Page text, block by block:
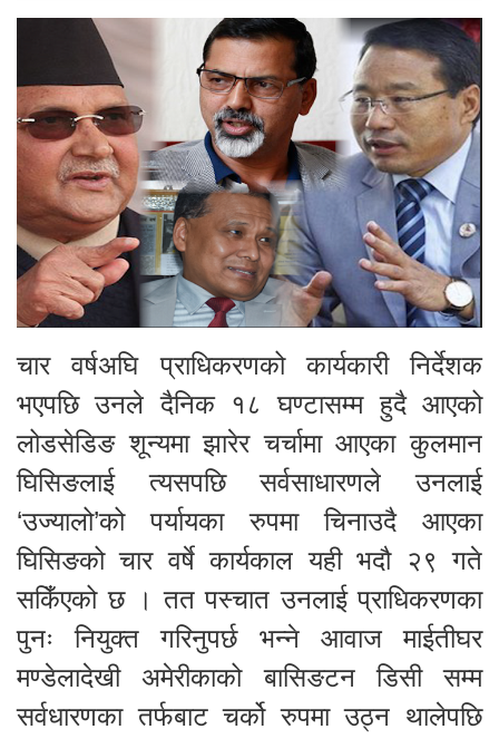
चार वर्षअघि प्राधिकरणको कार्यकारी निर्देशक
भएपछि उनले दैनिक १८ घण्टासम्म हुदै आएको
लोडसेडिङ शून्यमा झारेर चर्चामा आएका कुलमान
घिसिङलाई त्यसपछि सर्वसाधारणले उनलाई
‘उज्यालो’को पर्यायका रुपमा चिनाउदै आएका
घिसिङको चार वर्षे कार्यकाल यही भदौ २९ गते
सकिँएको छ । तत पस्चात उनलाई प्राधिकरणका
पुनः नियुक्त गरिनुपर्छ भन्ने आवाज माईतीघर
मण्डेलादेखी अमेरीकाको बासिङटन डिसी सम्म
सर्वधारणका तर्फबाट चर्को रुपमा उठ्न थालेपछि